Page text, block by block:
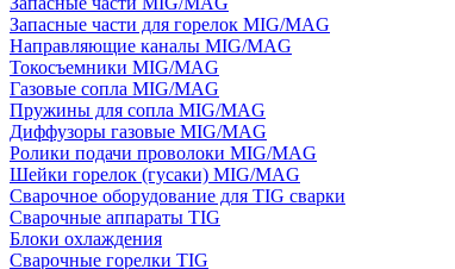
Запасные части для горелок MIG/MAG
Направляющие каналы MIG/MAG
Токосъемники MIG/MAG
Газовые сопла MIG/MAG
Пружины для сопла MIG/MAG
Диффузоры газовые MIG/MAG
Ролики подачи проволоки MIG/MAG
Шейки горелок (гусаки) MIG/MAG
Сварочное оборудование для TIG сварки
Сварочные аппараты TIG
Блоки охлаждения
Сварочные горелки TIG